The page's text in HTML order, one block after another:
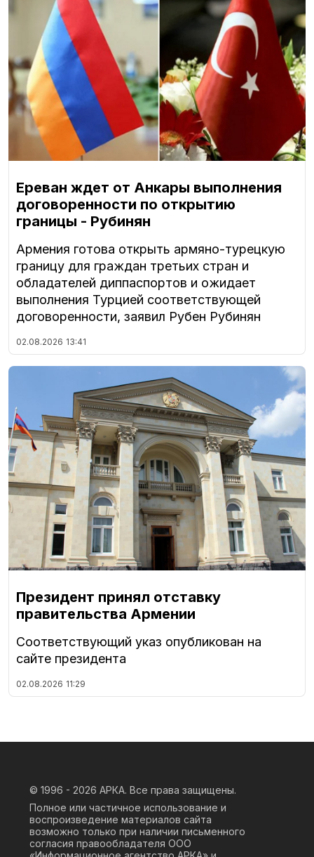
Ереван ждет от Анкары выполнения
договоренности по открытию
границы - Рубинян
Армения готова открыть армяно-турецкую
границу для граждан третьих стран и
обладателей диппаспортов и ожидает
выполнения Турцией соответствующей
договоренности, заявил Рубен Рубинян
02.08.2026 13:41
Президент принял отставку
правительства Армении
Соответствующий указ опубликован на
сайте президента
02.08.2026 11:29
© 1996 - 2026 АРКА. Все права защищены.
Полное или частичное использование и
воспроизведение материалов сайта
возможно только при наличии письменного
согласия правообладателя ООО